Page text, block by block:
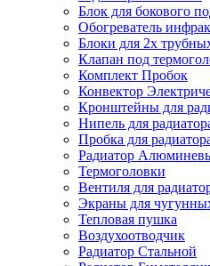
Блок для бокового
Обогреватель
Блоки для 2х
Клапан под
Комплект Пробок
Конвектор
Кронштейны для
Нипель для
Пробка для
Радиатор
Термоголовки
Вентиля для
Экраны для
Тепловая пушка
Воздухоотводчик
Радиатор Стальной